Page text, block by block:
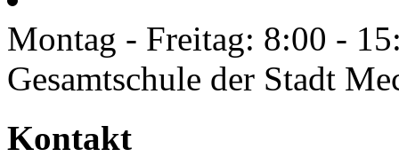
Montag - Freitag: 8:00 -
Gesamtschule der Stadt
Toggle
Sliding
Kontakt